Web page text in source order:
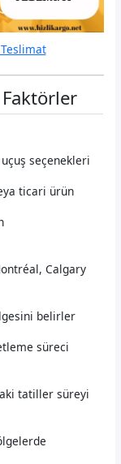
seçenekleri
ticari ürün
Calgary
belirler
süreci
tatiller süreyi